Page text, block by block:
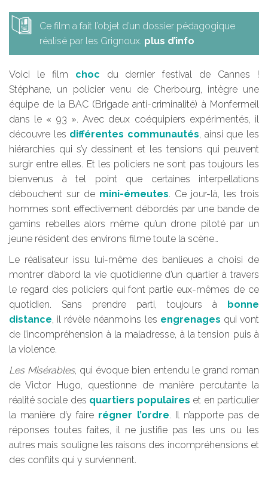
Ce film a fait l’objet d’un dossier pédagogique
réalisé par les Grignoux. plus d’info
Voici le film choc du dernier festival de Cannes !
Stéphane, un policier venu de Cherbourg, intègre une
équipe de la BAC (Brigade anti-criminalité) à Monfermeil
dans le « 93 ». Avec deux coéquipiers expérimentés, il
découvre les différentes communautés, ainsi que les
hiérarchies qui s’y dessinent et les tensions qui peuvent
surgir entre elles. Et les policiers ne sont pas toujours les
bienvenus à tel point que certaines interpellations
débouchent sur de mini-émeutes. Ce jour-là, les trois
hommes sont effectivement débordés par une bande de
gamins rebelles alors même qu’un drone piloté par un
jeune résident des environs filme toute la scène…
Le réalisateur issu lui-même des banlieues a choisi de
montrer d’abord la vie quotidienne d’un quartier à travers
le regard des policiers qui font partie eux-mêmes de ce
quotidien. Sans prendre parti, toujours à bonne
distance, il révèle néanmoins les engrenages qui vont
de l’incompréhension à la maladresse, à la tension puis à
la violence.
Les Misérables, qui évoque bien entendu le grand roman
de Victor Hugo, questionne de manière percutante la
réalité sociale des quartiers populaires et en particulier
la manière d’y faire régner l’ordre. Il n’apporte pas de
réponses toutes faites, il ne justifie pas les uns ou les
autres mais souligne les raisons des incompréhensions et
des conflits qui y surviennent.